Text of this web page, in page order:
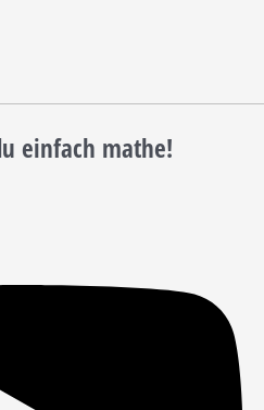
einfach mathe!